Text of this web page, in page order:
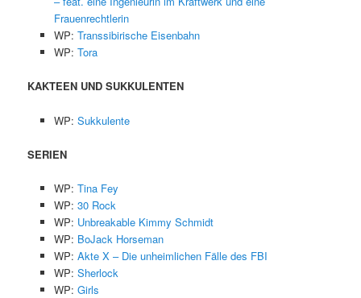
Frauenrechtlerin
WP: Transsibirische Eisenbahn
WP: Tora
KAKTEEN UND SUKKULENTEN
WP: Sukkulente
SERIEN
WP: Tina Fey
WP: 30 Rock
WP: Unbreakable Kimmy Schmidt
WP: BoJack Horseman
WP: Akte X – Die unheimlichen Fälle des FBI
WP: Sherlock
WP: Girls